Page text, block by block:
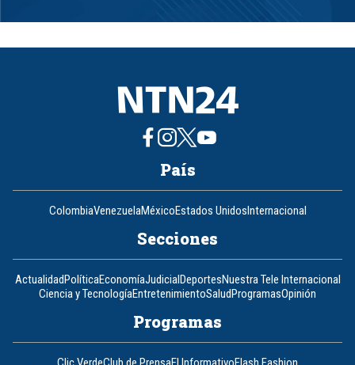
1
8
País
ColombiaVenezuelaMéxicoEstados UnidosInternacional
Secciones
ActualidadPolíticaEconomíaJudicialDeportesNuestra Tele Internacional
Ciencia y TecnologíaEntretenimientoSaludProgramasOpinión
Programas